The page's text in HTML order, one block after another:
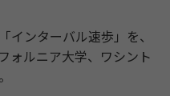
ンターバル速歩」を、
ォルニア大学、ワシント